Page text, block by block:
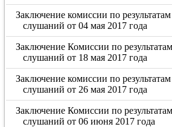
Заключение комиссии по
слушаний от 04 мая 2017 года
Заключение Комиссии по
слушаний от 18 мая 2017 года
Заключение комиссии по
слушаний от 26 мая 2017 года
Заключение Комиссии по
слушаний от 06 июня 2017 года